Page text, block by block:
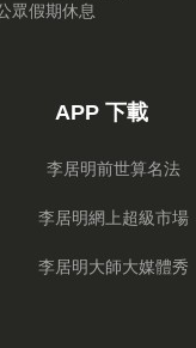
羊子午相沖 人人健康
「歲運並臨」「逢九
眾假期休息
APP 下載
李居明前世算名法
李居明網上超級市場
李居明大師大媒體秀